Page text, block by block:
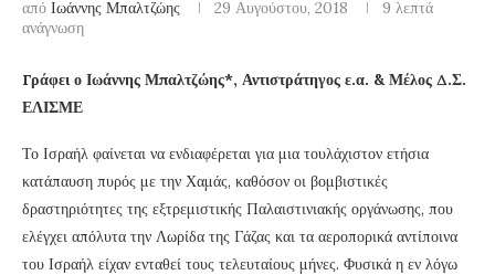
από Ιωάννης Μπαλτζώης 29 Αυγούστου, 2018
9 λεπτά
ανάγνωση
Γράφει ο Ιωάννης Μπαλτζώης*, Αντιστράτηγος ε.α. & Μέλος Δ.Σ.
ΕΛΙΣΜΕ
Το Ισραήλ φαίνεται να ενδιαφέρεται για μια τουλάχιστον ετήσια
κατάπαυση πυρός με την Χαμάς, καθόσον οι βομβιστικές
δραστηριότητες της εξτρεμιστικής Παλαιστινιακής οργάνωσης, που
ελέγχει απόλυτα την Λωρίδα της Γάζας και τα αεροπορικά αντίποινα
του Ισραήλ είχαν ενταθεί τους τελευταίους μήνες. Φυσικά η εν λόγω